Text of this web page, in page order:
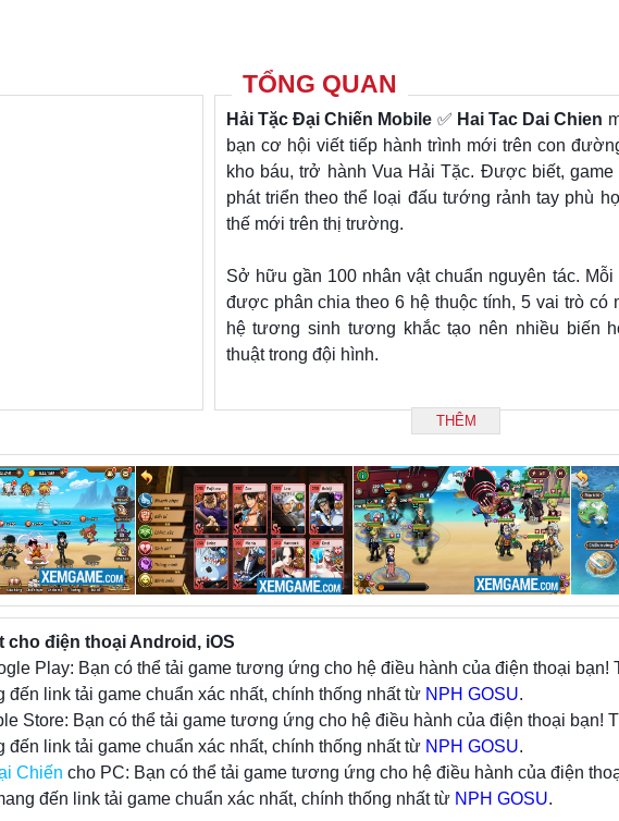
TỔNG QUAN
Hải Tặc Đại Chiến Mobile ✅ Hai Tac Dai Chien
bạn cơ hội viết tiếp hành trình mới trên con
kho báu, trở hành Vua Hải Tặc. Được biết,
phát triển theo thể loại đấu tướng rảnh tay phù
thế mới trên thị trường.
Sở hữu gần 100 nhân vật chuẩn nguyên tác. Mỗi
được phân chia theo 6 hệ thuộc tính, 5 vai trò có
hệ tương sinh tương khắc tạo nên nhiều biến
thuật trong đội hình.
Bên cạnh đó hệ thống tính năng, hoạt động
không giới hạn. Đặc biệt với lối chơi đơn giản,
đấu tự động tăng cấp,Hải Tặc Đại Chiến GOSU
người chơi ở nhiều độ tuổi, có thể chơi bất cứ
cứ ở đâu.
Các tính năng đặc sắc của game Hải Tặc
Mobile:
+ Triệu tập Hải Tặc – Đại chiến Tân Thế Giới
+ Game thế hệ Mới – Đấu tướng cực phê
+ Xây dựng đội hình – Giao lưu chiến thuật
+ Tính năng đa dạng – Chơi không giới hạn
+ Xưng danh hạm đội – Khiêu chiến đấu trường
+ 6 thuộc tính 5 vai trò – Tự do phát triển nhân vật
THÊM
cho điện thoại Android, iOS
Play: Bạn có thể tải game tương ứng cho hệ điều hành của điện thoại bạn!
đến link tải game chuẩn xác nhất, chính thống nhất từ NPH GOSU.
Store: Bạn có thể tải game tương ứng cho hệ điều hành của điện thoại bạn!
đến link tải game chuẩn xác nhất, chính thống nhất từ NPH GOSU.
Chiến cho PC: Bạn có thể tải game tương ứng cho hệ điều hành của điện
đến link tải game chuẩn xác nhất, chính thống nhất từ NPH GOSU.